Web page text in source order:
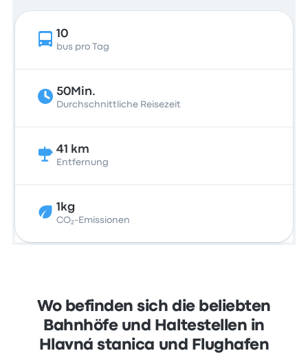
10
bus pro Tag
50Min.
Durchschnittliche Reisezeit
41 km
Entfernung
1kg
CO₂-Emissionen
Wo befinden sich die beliebten
Bahnhöfe und Haltestellen in
Hlavná stanica und Flughafen